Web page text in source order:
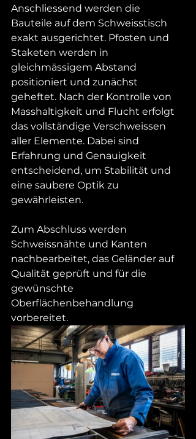
Anschliessend werden die
Bauteile auf dem Schweiss­tisch
exakt ausgerichtet. Pfosten und
Staketen werden in
gleichmässigem Abstand
positioniert und zunächst
geheftet. Nach der Kontrolle von
Masshaltigkeit und Flucht erfolgt
das vollständige Verschweissen
aller Elemente. Dabei sind
Erfahrung und Genauigkeit
entscheidend, um Stabilität und
eine saubere Optik zu
gewährleisten.
Zum Abschluss werden
Schweissnähte und Kanten
nachbearbeitet, das Geländer auf
Qualität geprüft und für die
gewünschte
Oberflächenbehandlung
vorbereitet.